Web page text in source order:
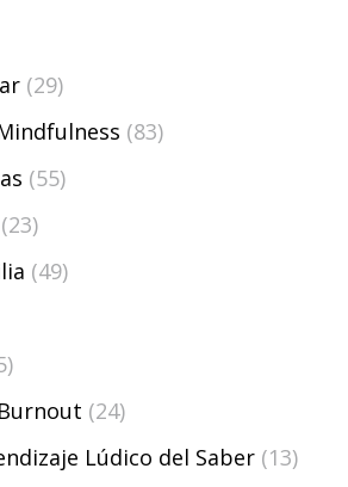
(29)
(83)
(55)
(23)
(49)
(24)
Lúdico del Saber (13)